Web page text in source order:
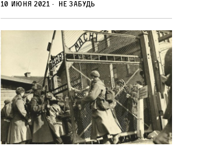
10 июня 2021 Не забудь